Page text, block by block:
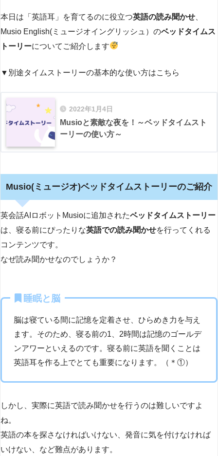
本日は「英語耳」を育てるのに役立つ英語の読み聞かせ
Musio English(ミュージオイングリッシュ）のベッドタイムス
トーリーについてご紹介します
▼別途タイムストーリーの基本的な使い方はこちら
2022年1月4日
Musioと素敵な夜を！～ベッドタイムスト
ーリーの使い方～
Musio(ミュージオ)ベッドタイムストーリーのご紹介
英会話AIロボットMusioに追加されたベッドタイムストーリー
は、寝る前にぴったりな英語での読み聞かせを行ってくれる
コンテンツです。
なぜ読み聞かせなのでしょうか？
睡眠と脳
脳は寝ている間に記憶を定着させ、ひらめき力を与え
ます。そのため、寝る前の1、2時間は記憶のゴールデ
ンアワーといえるのです。寝る前に英語を聞くことは
英語耳を作る上でとても重要になります。（＊①）
しかし、実際に英語で読み聞かせを行うのは難しいですよ
ね。
英語の本を探さなければいけない、発音に気を付けなければ
いけない、など難点があります。